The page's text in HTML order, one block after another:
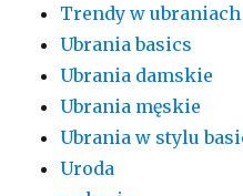
Trendy w ubraniach
Ubrania basics
Ubrania damskie
Ubrania męskie
Ubrania w stylu
Uroda